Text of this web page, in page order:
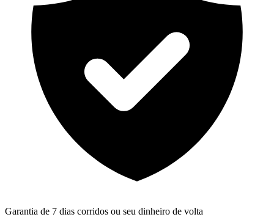
Garantia de 7 dias corridos ou seu dinheiro de volta